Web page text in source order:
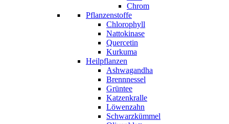
Chrom
Pflanzenstoffe
Chlorophyll
Nattokinase
Quercetin
Kurkuma
Heilpflanzen
Ashwagandha
Brennnessel
Grüntee
Katzenkralle
Löwenzahn
Schwarzkümmel